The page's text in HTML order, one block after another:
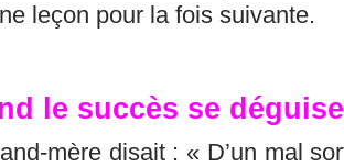
leçon pour la fois suivante.
le succès se
mère disait : « D’un mal